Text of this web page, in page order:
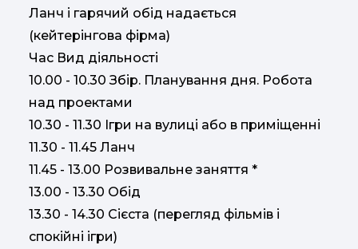
Ланч і гарячий обід надається
(кейтерінгова фірма)
Час Вид діяльності
10.00 - 10.30 Збір. Планування дня. Робота
над проектами
10.30 - 11.30 Ігри на вулиці або в приміщенні
11.30 - 11.45 Ланч
11.45 - 13.00 Розвивальне заняття *
13.00 - 13.30 Обід
13.30 - 14.30 Сієста (перегляд фільмів і
спокійні ігри)